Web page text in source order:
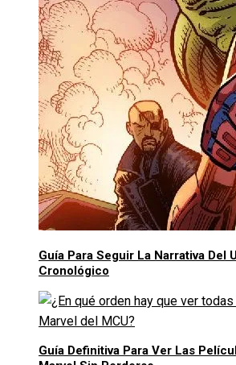
Guía Para Seguir La Narrativa Del
Cronológico
Guía Definitiva Para Ver Las